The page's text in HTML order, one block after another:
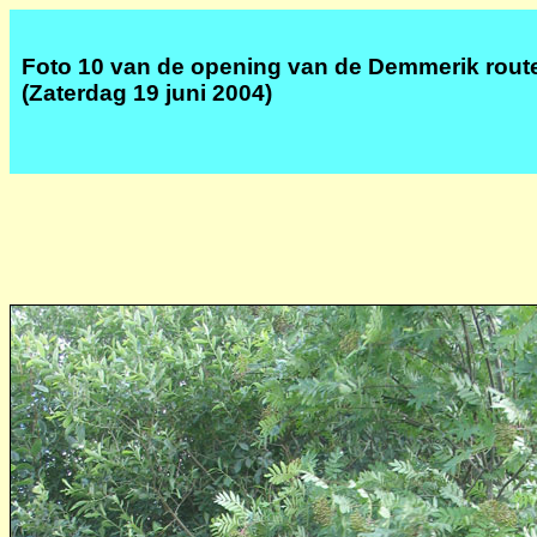
Foto 10 van de opening van de Demmerik
(Zaterdag 19 juni 2004)